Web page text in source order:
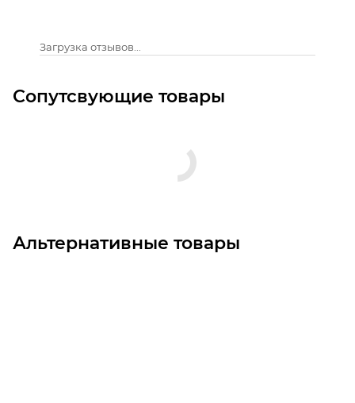
Загрузка отзывов...
Сопутсвующие товары
Альтернативные товары